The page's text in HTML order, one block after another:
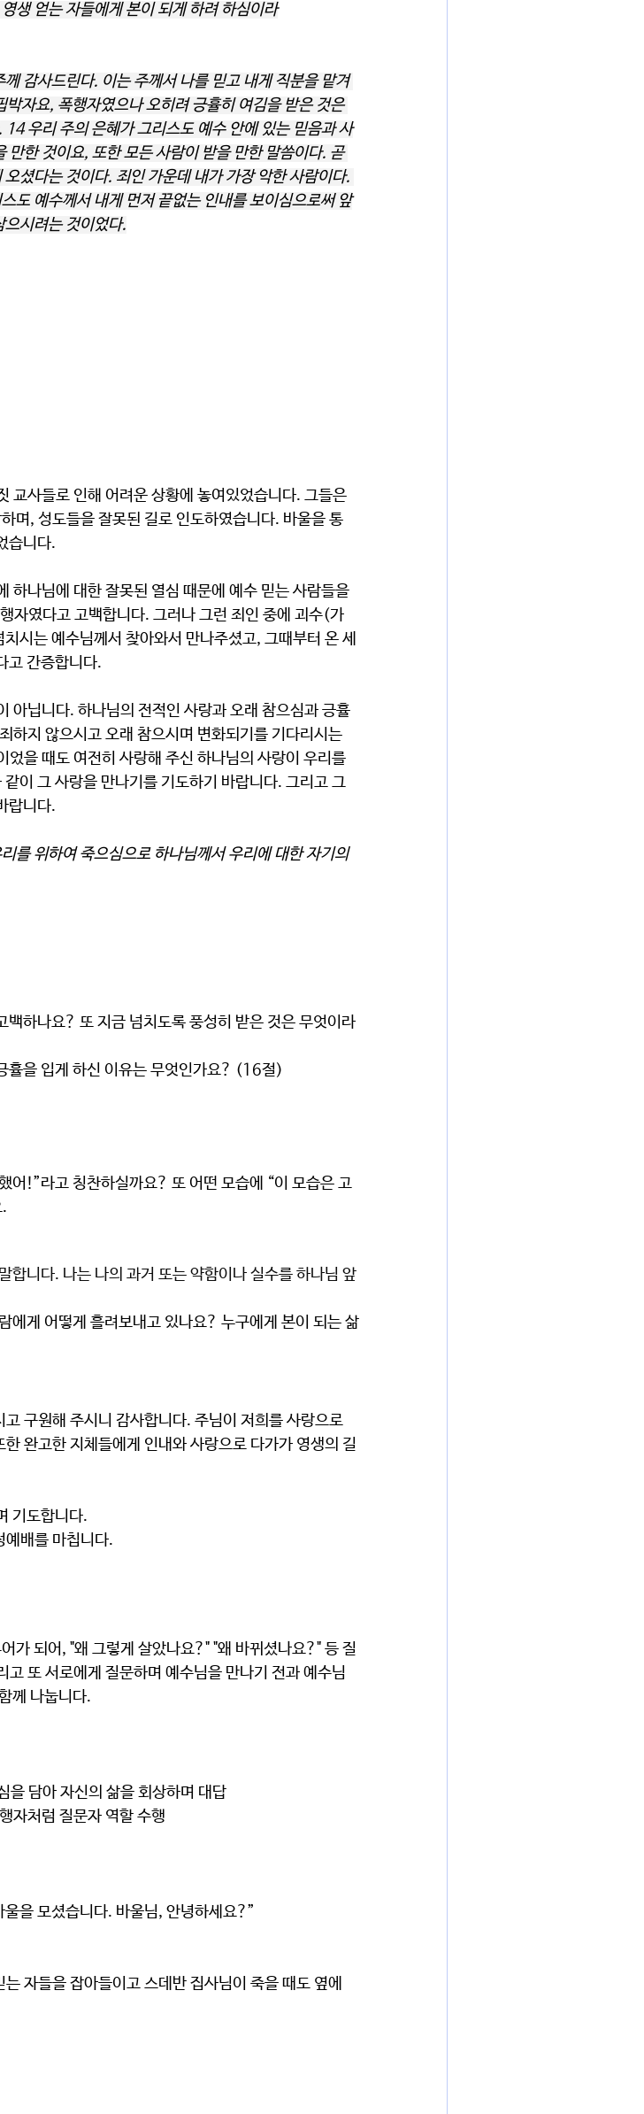
생 얻는 자들에게 본이 되게 하려 하심이라
감사드린다. 이는 주께서 나를 믿고 내게 직분을 맡겨
자요, 폭행자였으나 오히려 긍휼히 여김을 받은 것은
우리 주의 은혜가 그리스도 예수 안에 있는 믿음과 사
만한 것이요, 또한 모든 사람이 받을 만한 말씀이다. 곧
셨다는 것이다. 죄인 가운데 내가 가장 악한 사람이다.
도 예수께서 내게 먼저 끝없는 인내를 보이심으로써 앞
시려는 것이었다.
교사들로 인해 어려운 상황에 놓여있었습니다. 그들은
며, 성도들을 잘못된 길로 인도하였습니다. 바울을 통
습니다.
하나님에 대한 잘못된 열심 때문에 예수 믿는 사람들을
자였다고 고백합니다. 그러나 그런 죄인 중에 괴수(가
시는 예수님께서 찾아와서 만나주셨고, 그때부터 온 세
고 간증합니다.
아닙니다. 하나님의 전적인 사랑과 오래 참으심과 긍휼
하지 않으시고 오래 참으시며 변화되기를 기다리시는
을 때도 여전히 사랑해 주신 하나님의 사랑이 우리를
이 그 사랑을 만나기를 기도하기 바랍니다. 그리고 그
랍니다.
를 위하여 죽으심으로 하나님께서 우리에 대한 자기의
백하나요? 또 지금 넘치도록 풍성히 받은 것은 무엇이라
휼을 입게 하신 이유는 무엇인가요? (16절)
어!”라고 칭찬하실까요? 또 어떤 모습에 “이 모습은 고
합니다. 나는 나의 과거 또는 약함이나 실수를 하나님 앞
에게 어떻게 흘려보내고 있나요? 누구에게 본이 되는 삶
구원해 주시니 감사합니다. 주님이 저희를 사랑으로
완고한 지체들에게 인내와 사랑으로 다가가 영생의 길
기도합니다.
예배를 마칩니다.
가 되어, "왜 그렇게 살았나요?" "왜 바뀌셨나요?" 등 질
또 서로에게 질문하며 예수님을 만나기 전과 예수님
께 나눕니다.
을 담아 자신의 삶을 회상하며 대답
자처럼 질문자 역할 수행
을 모셨습니다. 바울님, 안녕하세요?”
자들을 잡아들이고 스데반 집사님이 죽을 때도 옆에